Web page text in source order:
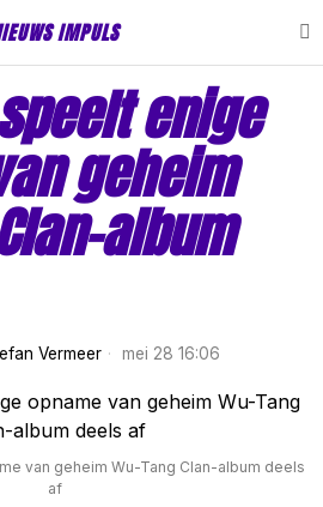
IMPULS
enige
geheim
album
Vermeer mei 28 16:06
van geheim Wu-Tang Clan-album deels
af